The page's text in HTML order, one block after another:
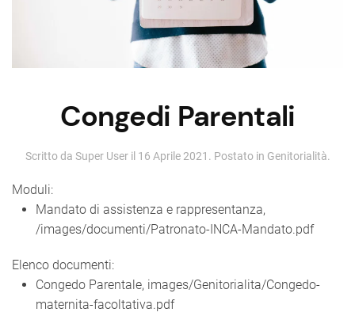
Congedi Parentali
Scritto da Super User il 16 Aprile 2021 . Postato in Genitorialità.
Moduli:
Mandato di assistenza e rappresentanza,
/images/documenti/Patronato-INCA-Mandato.pdf
Elenco documenti:
Congedo Parentale, images/Genitorialita/Congedo-
maternita-facoltativa.pdf